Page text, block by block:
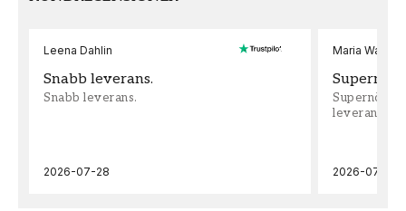
Leena Dahlin
Snabb leverans.
Snabb leverans.
2026-07-28
Maria
leveran,
2026-07-22